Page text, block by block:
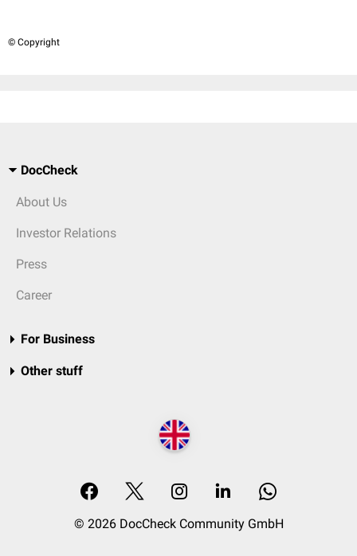
© Copyright
DocCheck
About Us
Investor Relations
Press
Career
For Business
Other stuff
© 2026 DocCheck Community GmbH